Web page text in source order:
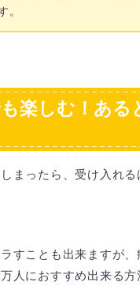
。
楽しむ！ある
まったら、受け入れ
すことも出来ますが
人におすすめ出来る